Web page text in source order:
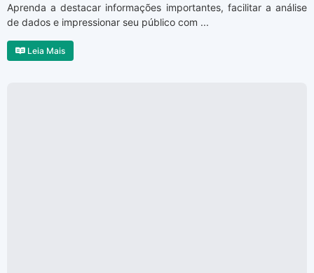
Aprenda a destacar informações importantes, facilitar a análise
de dados e impressionar seu público com ...
Leia Mais